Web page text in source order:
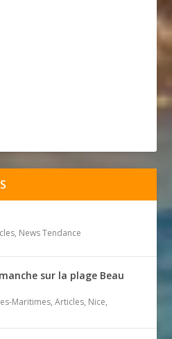
, News Tendance
sur la plage Beau
Maritimes,Articles, Nice,